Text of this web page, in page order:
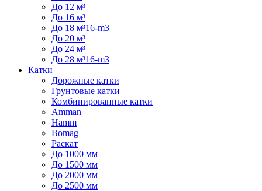
До 12 м³
До 16 м³
До 18 м³16-m3
До 20 м³
До 24 м³
До 28 м³16-m3
Катки
Дорожные катки
Грунтовые катки
Комбинированные катки
Amman
Hamm
Bomag
Раскат
До 1000 мм
До 1500 мм
До 2000 мм
До 2500 мм